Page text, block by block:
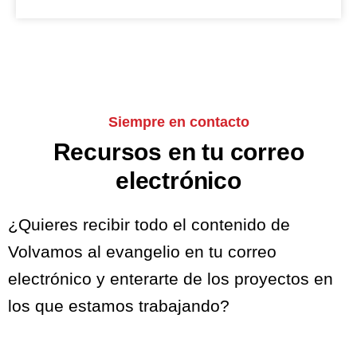
Siempre en contacto
Recursos en tu correo
electrónico
¿Quieres recibir todo el contenido de
Volvamos al evangelio en tu correo
electrónico y enterarte de los proyectos en
los que estamos trabajando?